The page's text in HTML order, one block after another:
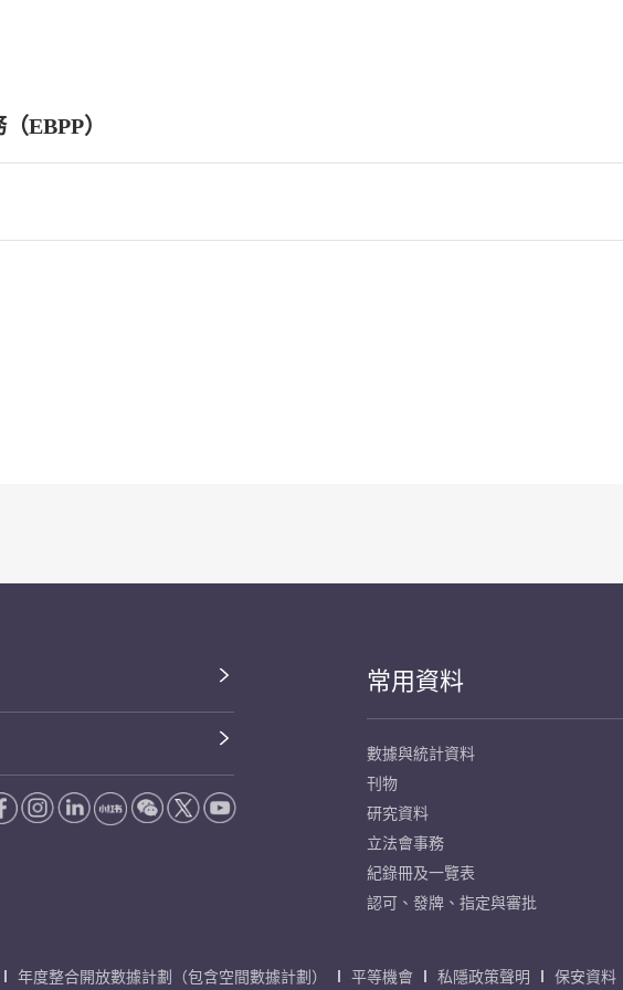
EBPP）
常用資料
數據與統計資料
刊物
研究資料
立法會事務
紀錄冊及一覽表
認可、發牌、指定與審批
年度整合開放數據計劃（包含空間數據計劃） 平等機會 私隱政策聲明 保安資料